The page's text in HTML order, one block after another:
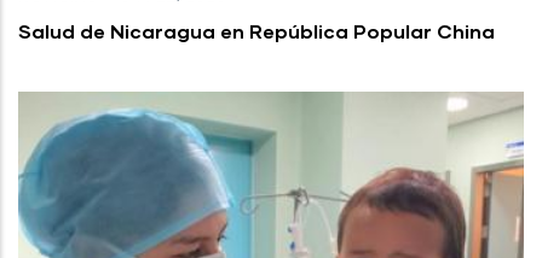
Salud de Nicaragua en República Popular China